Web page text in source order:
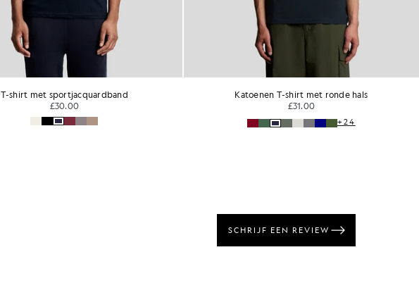
Katoenen T-shirt met ronde hals
£31.00
Katoenen T-shirt met ronde hals
£31.00
+24